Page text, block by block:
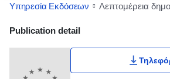
Υπηρεσία Εκδόσεων Λεπτομέρεια
Publication Detail Actions
Publication detail